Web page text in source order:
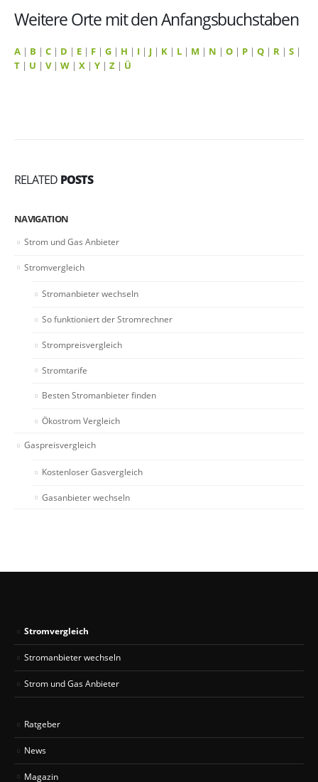
Weitere Orte mit den Anfangsbuchstaben
A | B | C | D | E | F | G | H | I | J | K | L | M | N | O | P | Q | R | S |
T | U | V| W | X | Y | Z | Ü
RELATED POSTS
NAVIGATION
Strom und Gas Anbieter
Stromvergleich
Stromanbieter wechseln
So funktioniert der Stromrechner
Strompreisvergleich
Stromtarife
Besten Stromanbieter finden
Ökostrom Vergleich
Gaspreisvergleich
Kostenloser Gasvergleich
Gasanbieter wechseln
Stromvergleich
Stromanbieter wechseln
Strom und Gas Anbieter
Ratgeber
News
Magazin